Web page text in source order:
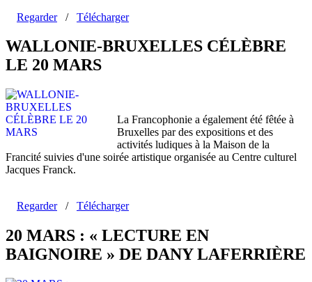
Regarder/ Télécharger
WALLONIE-BRUXELLES CÉLÈBRE
LE 20 MARS
La Francophonie a également été fêtée à
Bruxelles par des expositions et des
activités ludiques à la Maison de la
Francité suivies d'une soirée artistique organisée au Centre culturel
Jacques Franck.
Regarder/ Télécharger
20 MARS : « LECTURE EN
BAIGNOIRE » DE DANY LAFERRIÈRE